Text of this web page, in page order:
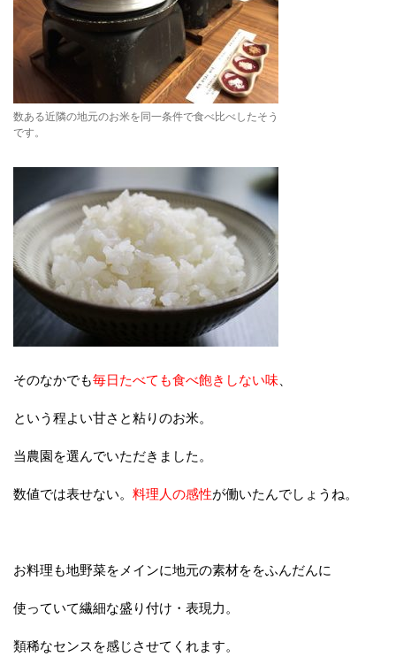
数ある近隣の地元のお米を同一条件で食べ比べしたそう
です。
そのなかでも毎日たべても食べ飽きしない味
という程よい甘さと粘りのお米。
当農園を選んでいただきました。
数値では表せない。 料理人の感性が働いたんでしょうね。
お料理も地野菜をメインに地元の素材ををふんだんに
使っていて繊細な盛り付け・表現力。
類稀なセンスを感じさせてくれます。